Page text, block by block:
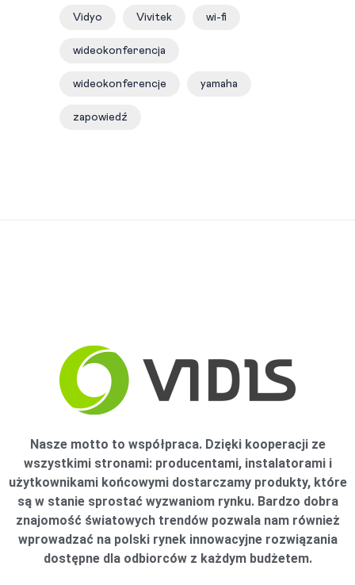
Vidyo Vivitek wi-fi
wideokonferencja
wideokonferencje yamaha
zapowiedź
Nasze motto to współpraca. Dzięki kooperacji ze
wszystkimi stronami: producentami, instalatorami i
użytkownikami końcowymi dostarczamy produkty, które
są w stanie sprostać wyzwaniom rynku. Bardzo dobra
znajomość światowych trendów pozwala nam również
wprowadzać na polski rynek innowacyjne rozwiązania
dostępne dla odbiorców z każdym budżetem.